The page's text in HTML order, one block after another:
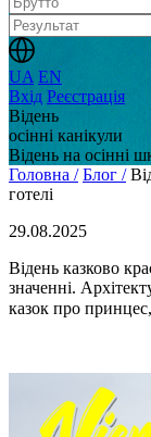
UA EN
Вхід Реєстрація
Відень
осінні канікули
Відень на осінні
Головна / Блог /
готелі
29.08.2025
Відень казково
значенні.
казок про